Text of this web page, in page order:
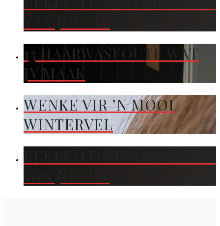
13 HAARWASFOUTE WAT
JY MAAK
WENKE VIR ’N MOOI
WINTERVEL